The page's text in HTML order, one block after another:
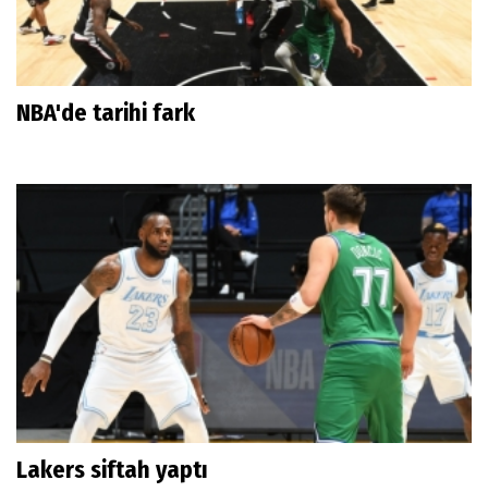
NBA'de tarihi fark
Lakers siftah yaptı